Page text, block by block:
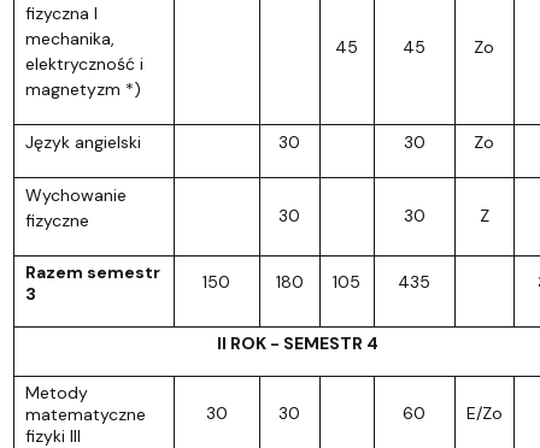
fizyczna I
mechanika,
elektryczność i
magnetyzm *)
45 45 Zo
Język angielski 30 30 Zo
Wychowanie
fizyczne
30 30 Z
Razem semestr
3
150 180 105 435
II ROK - SEMESTR 4
Metody
matematyczne
fizyki III
30 30 60 E/Zo